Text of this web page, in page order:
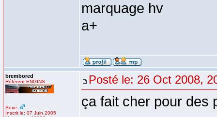
marquage hv
a+
brembored
Référent ENGINS
Sexe:
Inscrit le: 07 Juin 2005
Posté le: 26 Oct 2008,
ça fait cher pour des